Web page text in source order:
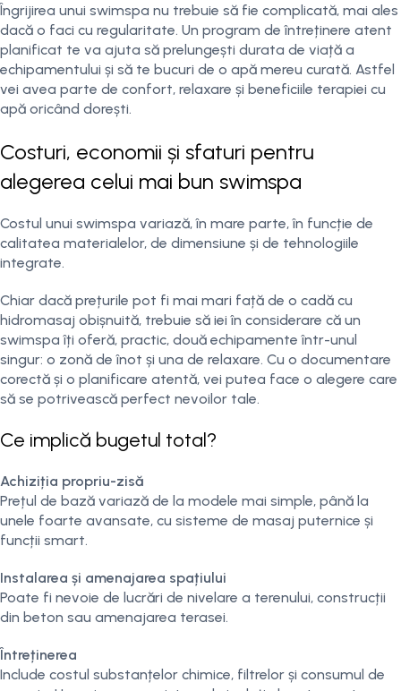
Îngrijirea unui swimspa nu trebuie să fie complicată, mai ales
dacă o faci cu regularitate. Un program de întreținere atent
planificat te va ajuta să prelungești durata de viață a
echipamentului și să te bucuri de o apă mereu curată. Astfel
vei avea parte de confort, relaxare și beneficiile terapiei cu
apă oricând dorești.
Costuri, economii și sfaturi pentru
alegerea celui mai bun swimspa
Costul unui swimspa variază, în mare parte, în funcție de
calitatea materialelor, de dimensiune și de tehnologiile
integrate.
Chiar dacă prețurile pot fi mai mari față de o cadă cu
hidromasaj obișnuită, trebuie să iei în considerare că un
swimspa îți oferă, practic, două echipamente într-unul
singur: o zonă de înot și una de relaxare. Cu o documentare
corectă și o planificare atentă, vei putea face o alegere care
să se potrivească perfect nevoilor tale.
Ce implică bugetul total?
Achiziția propriu-zisă
Prețul de bază variază de la modele mai simple, până la
unele foarte avansate, cu sisteme de masaj puternice și
funcții smart.
Instalarea și amenajarea spațiului
Poate fi nevoie de lucrări de nivelare a terenului, construcții
din beton sau amenajarea terasei.
Întreținerea
Include costul substanțelor chimice, filtrelor și consumul de